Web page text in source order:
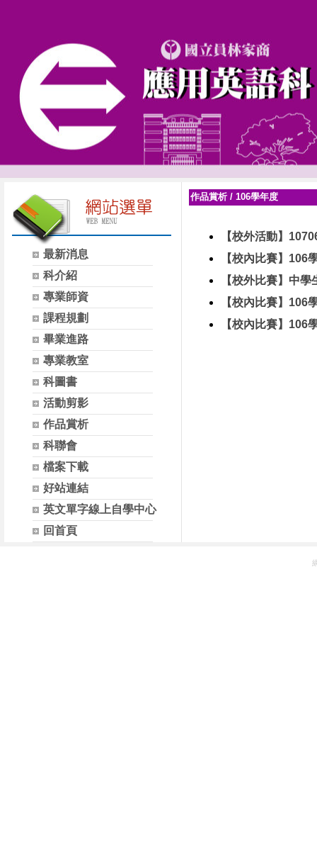
最新消息
科介紹
專業師資
課程規劃
畢業進路
專業教室
科圖書
活動剪影
作品賞析
科聯會
檔案下載
好站連結
英文單字線上自學中心
回首頁
作品賞析 / 106學年度
【校外活動】
【校內比賽】
【校外比賽】中
【校內比賽】
【校內比賽】106